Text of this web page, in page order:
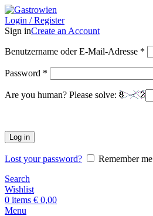
Login / Register
Sign inCreate an Account
Benutzername oder E-Mail-Adresse *
Password *
Are you human? Please solve:
Log in
Lost your password?
Remember me
Search
Wishlist
0 items € 0,00
Menu